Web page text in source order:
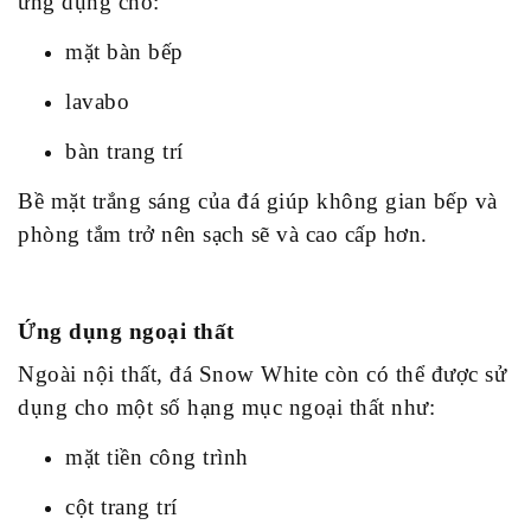
mặt bàn bếp
lavabo
bàn trang trí
Bề mặt trắng sáng của đá giúp không gian bếp và
phòng tắm trở nên sạch sẽ và cao cấp hơn.
Ứng dụng ngoại thất
Ngoài nội thất, đá Snow White còn có thể được sử
dụng cho một số hạng mục ngoại thất như:
mặt tiền công trình
cột trang trí